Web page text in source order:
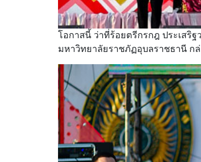
โอกาสนี้ ว่าที่ร้อยตรีกรกฎ ประเสริ
มหาวิทยาลัยราชภัฏอุบลราชธานี ก